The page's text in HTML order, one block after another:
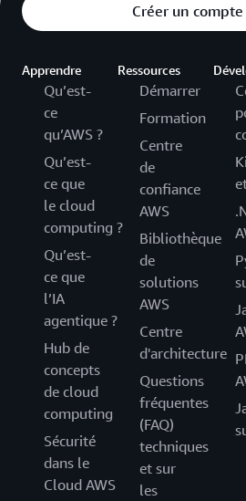
Créer un compte
Apprendre
Qu’est-
ce
qu’AWS ?
Qu’est-
ce que
le cloud
computing ?
Qu’est-
ce que
l’IA
agentique ?
Hub de
concepts
de cloud
computing
Sécurité
dans le
Cloud AWS
Ressources
Démarrer
Formation
Centre
de
confiance
AWS
Bibliothèque
de
solutions
AWS
Centre
d'architecture
Questions
fréquentes
(FAQ)
techniques
et sur
les